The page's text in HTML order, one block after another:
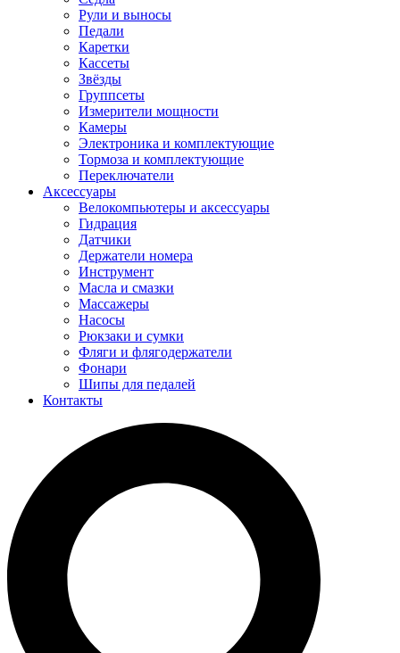
Рули и выносы
Педали
Каретки
Кассеты
Звёзды
Группсеты
Измерители мощности
Камеры
Электроника и комплектующие
Тормоза и комплектующие
Переключатели
Аксессуары
Велокомпьютеры и аксессуары
Гидрация
Датчики
Держатели номера
Инструмент
Масла и смазки
Массажеры
Насосы
Рюкзаки и сумки
Фляги и флягодержатели
Фонари
Шипы для педалей
Контакты